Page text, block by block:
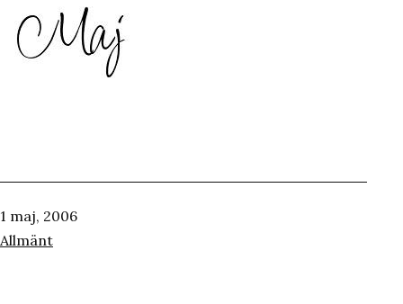
Publicerat
den
1 maj, 2006
Kategoriserat
Allmänt